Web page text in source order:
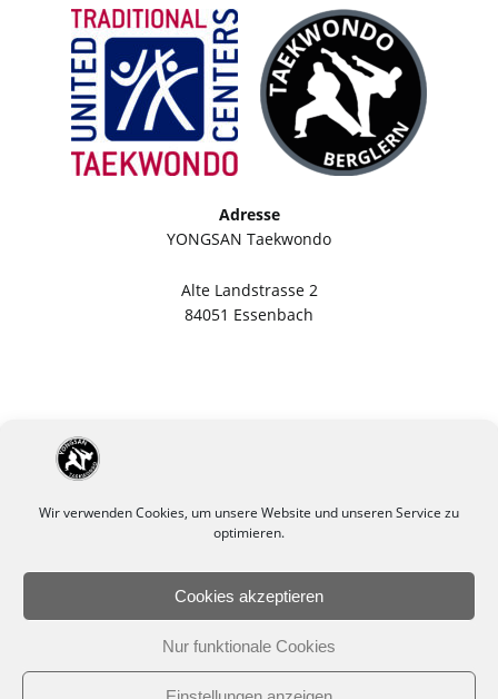
Wir verwenden Cookies, um unsere Website und unseren Service zu
optimieren.
Cookies akzeptieren
Nur funktionale Cookies
Adresse
YONGSAN Taekwondo
Alte Landstrasse 2
84051 Essenbach
Impressum
Datenschutzerklärung